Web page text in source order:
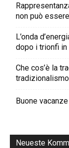
non può
L’onda
dopo i trionfi in
Che cos’è la
tradizionalismo
Buone
Neueste